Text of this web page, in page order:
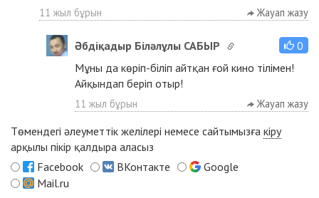
11 жыл бұрын Жауап жазу
Әбдіқадыр Біләлұлы САБЫР
0
Мұны да көріп-біліп айтқан ғой кино тілімен!
Айқындап беріп отыр!
11 жыл бұрын Жауап жазу
Төмендегі әлеуметтік желілері немесе сайтымызға кіру
арқылы пікір қалдыра аласыз
Facebook
ВКонтакте
Google
Mail.ru